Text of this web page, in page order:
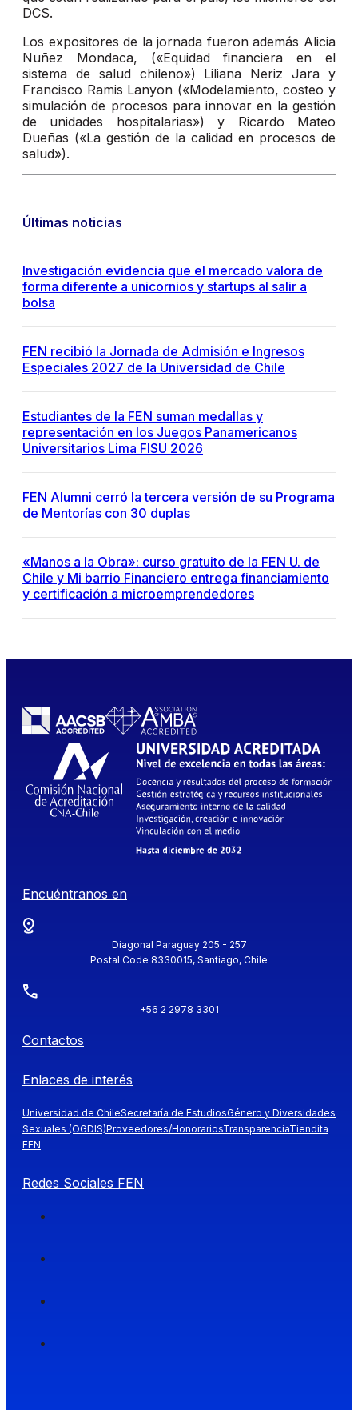
DCS.
Los expositores de la jornada fueron además Alicia
Nuñez Mondaca, («Equidad financiera en el
sistema de salud chileno») Liliana Neriz Jara y
Francisco Ramis Lanyon («Modelamiento, costeo y
simulación de procesos para innovar en la gestión
de unidades hospitalarias») y Ricardo Mateo
Dueñas («La gestión de la calidad en procesos de
salud»).
Últimas noticias
Investigación evidencia que el mercado valora de
forma diferente a unicornios y startups al salir a
bolsa
FEN recibió la Jornada de Admisión e Ingresos
Especiales 2027 de la Universidad de Chile
Estudiantes de la FEN suman medallas y
representación en los Juegos Panamericanos
Universitarios Lima FISU 2026
FEN Alumni cerró la tercera versión de su Programa
de Mentorías con 30 duplas
«Manos a la Obra»: curso gratuito de la FEN U. de
Chile y Mi barrio Financiero entrega financiamiento
y certificación a microemprendedores
Encuéntranos en
Diagonal Paraguay 205 - 257
Postal Code 8330015, Santiago, Chile
+56 2 2978 3301
Contactos
Enlaces de interés
Universidad de ChileSecretaría de EstudiosGénero y Diversidades
Sexuales (OGDIS)Proveedores/HonorariosTransparenciaTiendita
FEN
Redes Sociales FEN